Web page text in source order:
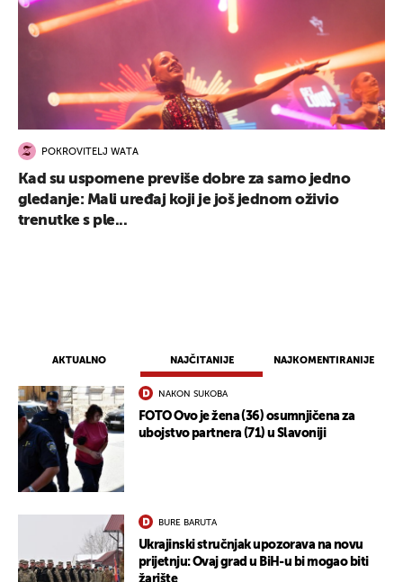
AKTUALNO NAJČITANIJE NAJKOMENTIRANIJE
NAKON SUKOBA
FOTO Ovo je žena (36) osumnjičena za
ubojstvo partnera (71) u Slavoniji
BURE BARUTA
Ukrajinski stručnjak upozorava na novu
prijetnju: Ovaj grad u BiH-u bi mogao biti
žarište
POKROVITELJ WATA
Kad su uspomene previše dobre za samo jedno
gledanje: Mali uređaj koji je još jednom oživio
trenutke s ple...